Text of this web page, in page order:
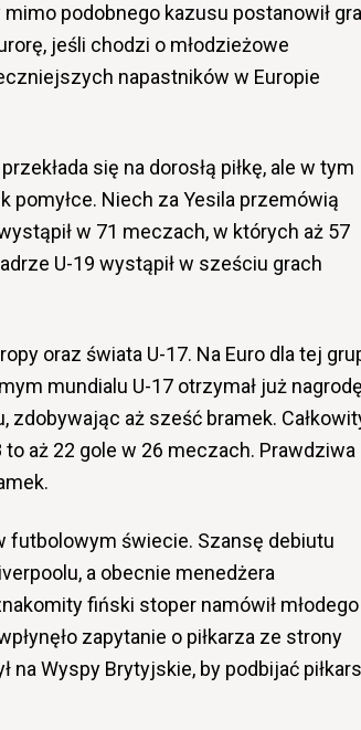
podobnego kazusu postanowił
jeśli chodzi o młodzieżowe
napastników w Europie
się na dorosłą piłkę, ale w tym
Niech za Yesila przemówią
w 71 meczach, w których aż 57
U-19 wystąpił w sześciu grach
oraz świata U-17. Na Euro dla tej
mundialu U-17 otrzymał już
zdobywając aż sześć bramek.
to aż 22 gole w 26 meczach. Prawdziwa
futbolowym świecie. Szansę debiutu
a obecnie menedżera
fiński stoper namówił młodego
zapytanie o piłkarza ze strony
na Wyspy Brytyjskie, by podbijać